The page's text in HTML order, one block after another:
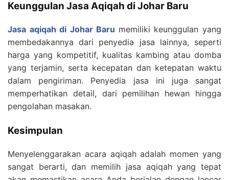
Keunggulan Jasa Aqiqah di Johar Baru
Jasa aqiqah di Johar Baru memiliki keunggulan yang
membedakannya dari penyedia jasa lainnya, seperti
harga yang kompetitif, kualitas kambing atau domba
yang terjamin, serta kecepatan dan ketepatan waktu
dalam pengiriman. Penyedia jasa ini juga sangat
memperhatikan detail, dari pemilihan hewan hingga
pengolahan masakan.
Kesimpulan
Menyelenggarakan acara aqiqah adalah momen yang
sangat berarti, dan memilih jasa aqiqah yang tepat